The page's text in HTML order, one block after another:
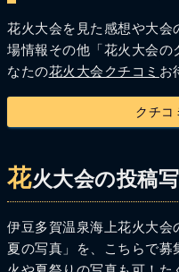
花火大会を見た感想や大会
場情報その他「花火大会の
なたの花火大会クチコミ お
クチコ
花火大会の投稿
伊豆多賀温泉海上花火大会
夏の写真」を、こちらで